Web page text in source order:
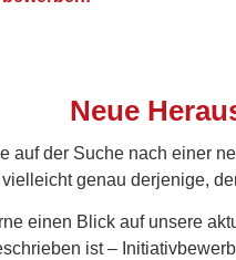
Neue
auf der Suche nach einer
genau derjenige,
einen Blick auf unsere
ist –